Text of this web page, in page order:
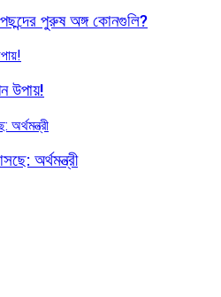
পুরুষ অঙ্গ কোনগুলি?
উপায়!
অর্থমন্ত্রী